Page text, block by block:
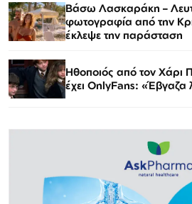
Βάσω Λασκαράκη –
φωτογραφία από την
έκλεψε την παράσταση
Ηθοποιός από τον Χάρι
έχει OnlyFans: «Έβγαζα